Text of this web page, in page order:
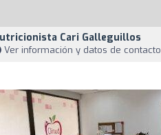
Cari Galleguillos
Ver información y datos de contacto